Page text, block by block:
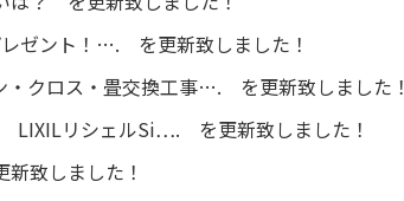
レゼント！…. を更新致しました！
・クロス・畳交換工事…. を更新致しました！
LIXILリシェルSi…. を更新致しました！
致しました！